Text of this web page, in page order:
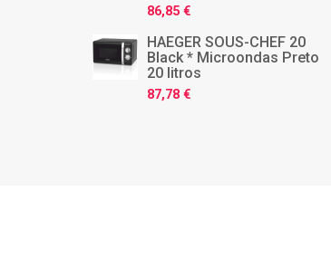
86,85 €
HAEGER SOUS-CHEF 20
Black * Microondas Preto
20 litros
87,78 €